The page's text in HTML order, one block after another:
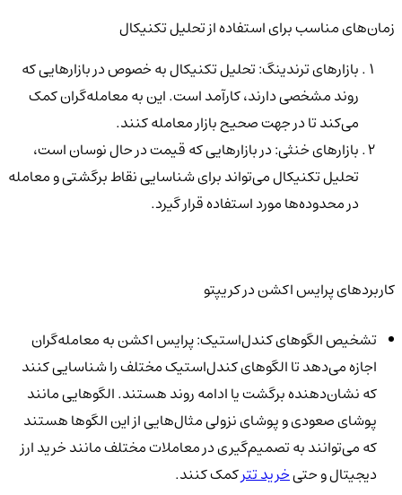
زمان‌های مناسب برای استفاده از تحلیل تکنیکال
بازارهای ترندینگ: تحلیل تکنیکال به خصوص در بازارهایی که
روند مشخصی دارند، کارآمد است. این به معامله‌گران کمک
می‌کند تا در جهت صحیح بازار معامله کنند.
بازارهای خنثی: در بازارهایی که قیمت در حال نوسان است،
تحلیل تکنیکال می‌تواند برای شناسایی نقاط برگشتی و معامله
در محدوده‌ها مورد استفاده قرار گیرد.
کاربردهای پرایس اکشن در کریپتو
تشخیص الگوهای کندل‌استیک: پرایس اکشن به معامله‌گران
اجازه می‌دهد تا الگوهای کندل‌استیک مختلف را شناسایی کنند
که نشان‌دهنده برگشت یا ادامه روند هستند. الگوهایی مانند
پوشای صعودی و پوشای نزولی مثال‌هایی از این الگوها هستند
که می‌توانند به تصمیم‌گیری در معاملات مختلف مانند خرید ارز
دیجیتال و حتیخرید تترکمک کنند.